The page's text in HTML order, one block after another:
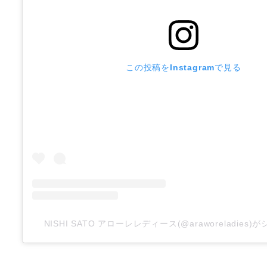
この投稿をInstagramで見る
NISHI SATO アローレレディース(@araworeladies)が